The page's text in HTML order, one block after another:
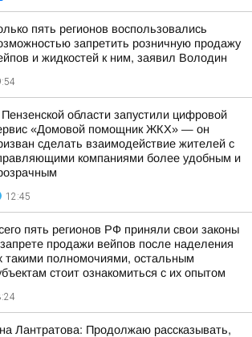
пять регионов воспользовались
запретить розничную продажу
и жидкостей к ним, заявил Володин
области запустили цифровой
«Домовой помощник ЖКХ» — он
сделать взаимодействие жителей с
компаниями более удобным и
12:45
пять регионов РФ приняли свои законы
продажи вейпов после наделения
такими полномочиями, остальным
стоит ознакомиться с их опытом
Лантратова: Продолжаю рассказывать,